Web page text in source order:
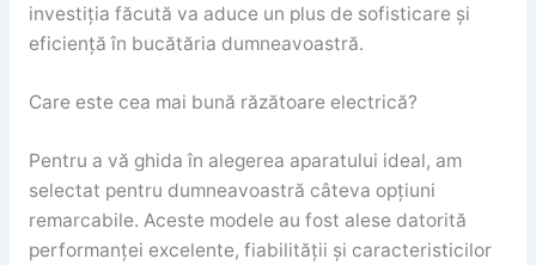
investiția făcută va aduce un plus de sofisticare și
eficiență în bucătăria dumneavoastră.
Care este cea mai bună răzătoare electrică?
Pentru a vă ghida în alegerea aparatului ideal, am
selectat pentru dumneavoastră câteva opțiuni
remarcabile. Aceste modele au fost alese datorită
performanței excelente, fiabilității și caracteristicilor